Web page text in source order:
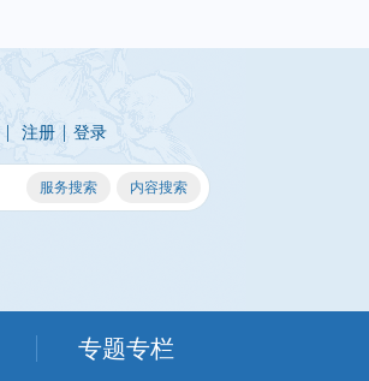
| 注册 | 登录
专题专栏